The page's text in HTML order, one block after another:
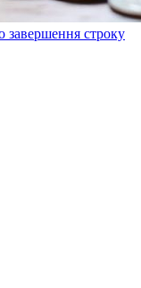
завершення строку